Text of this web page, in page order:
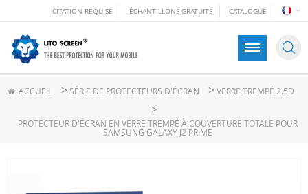
CITATION REQUISE ÉCHANTILLONS GRATUITS CATALOGUE
ACCUEIL > SÉRIE DE PROTECTEURS D'ÉCRAN > VERRE TREMPÉ 2.5D
>
PROTECTEUR D'ÉCRAN EN VERRE TREMPÉ À COUVERTURE TOTALE POUR
SAMSUNG GALAXY J2 PRIME